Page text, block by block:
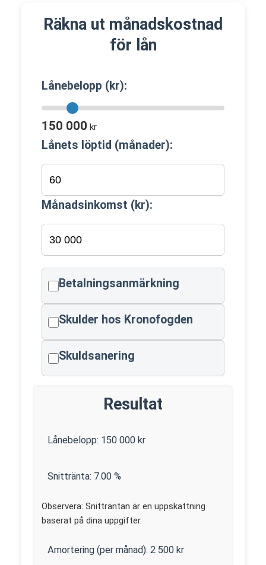
Räkna ut månadskostnad
för lån
Lånebelopp (kr):
150 000 kr
Lånets löptid (månader):
Månadsinkomst (kr):
Betalningsanmärkning
Skulder hos Kronofogden
Skuldsanering
Resultat
Lånebelopp: 150 000 kr
Snittränta: 7.00 %
Observera: Snitträntan är en uppskattning
baserat på dina uppgifter.
Amortering (per månad): 2 500 kr